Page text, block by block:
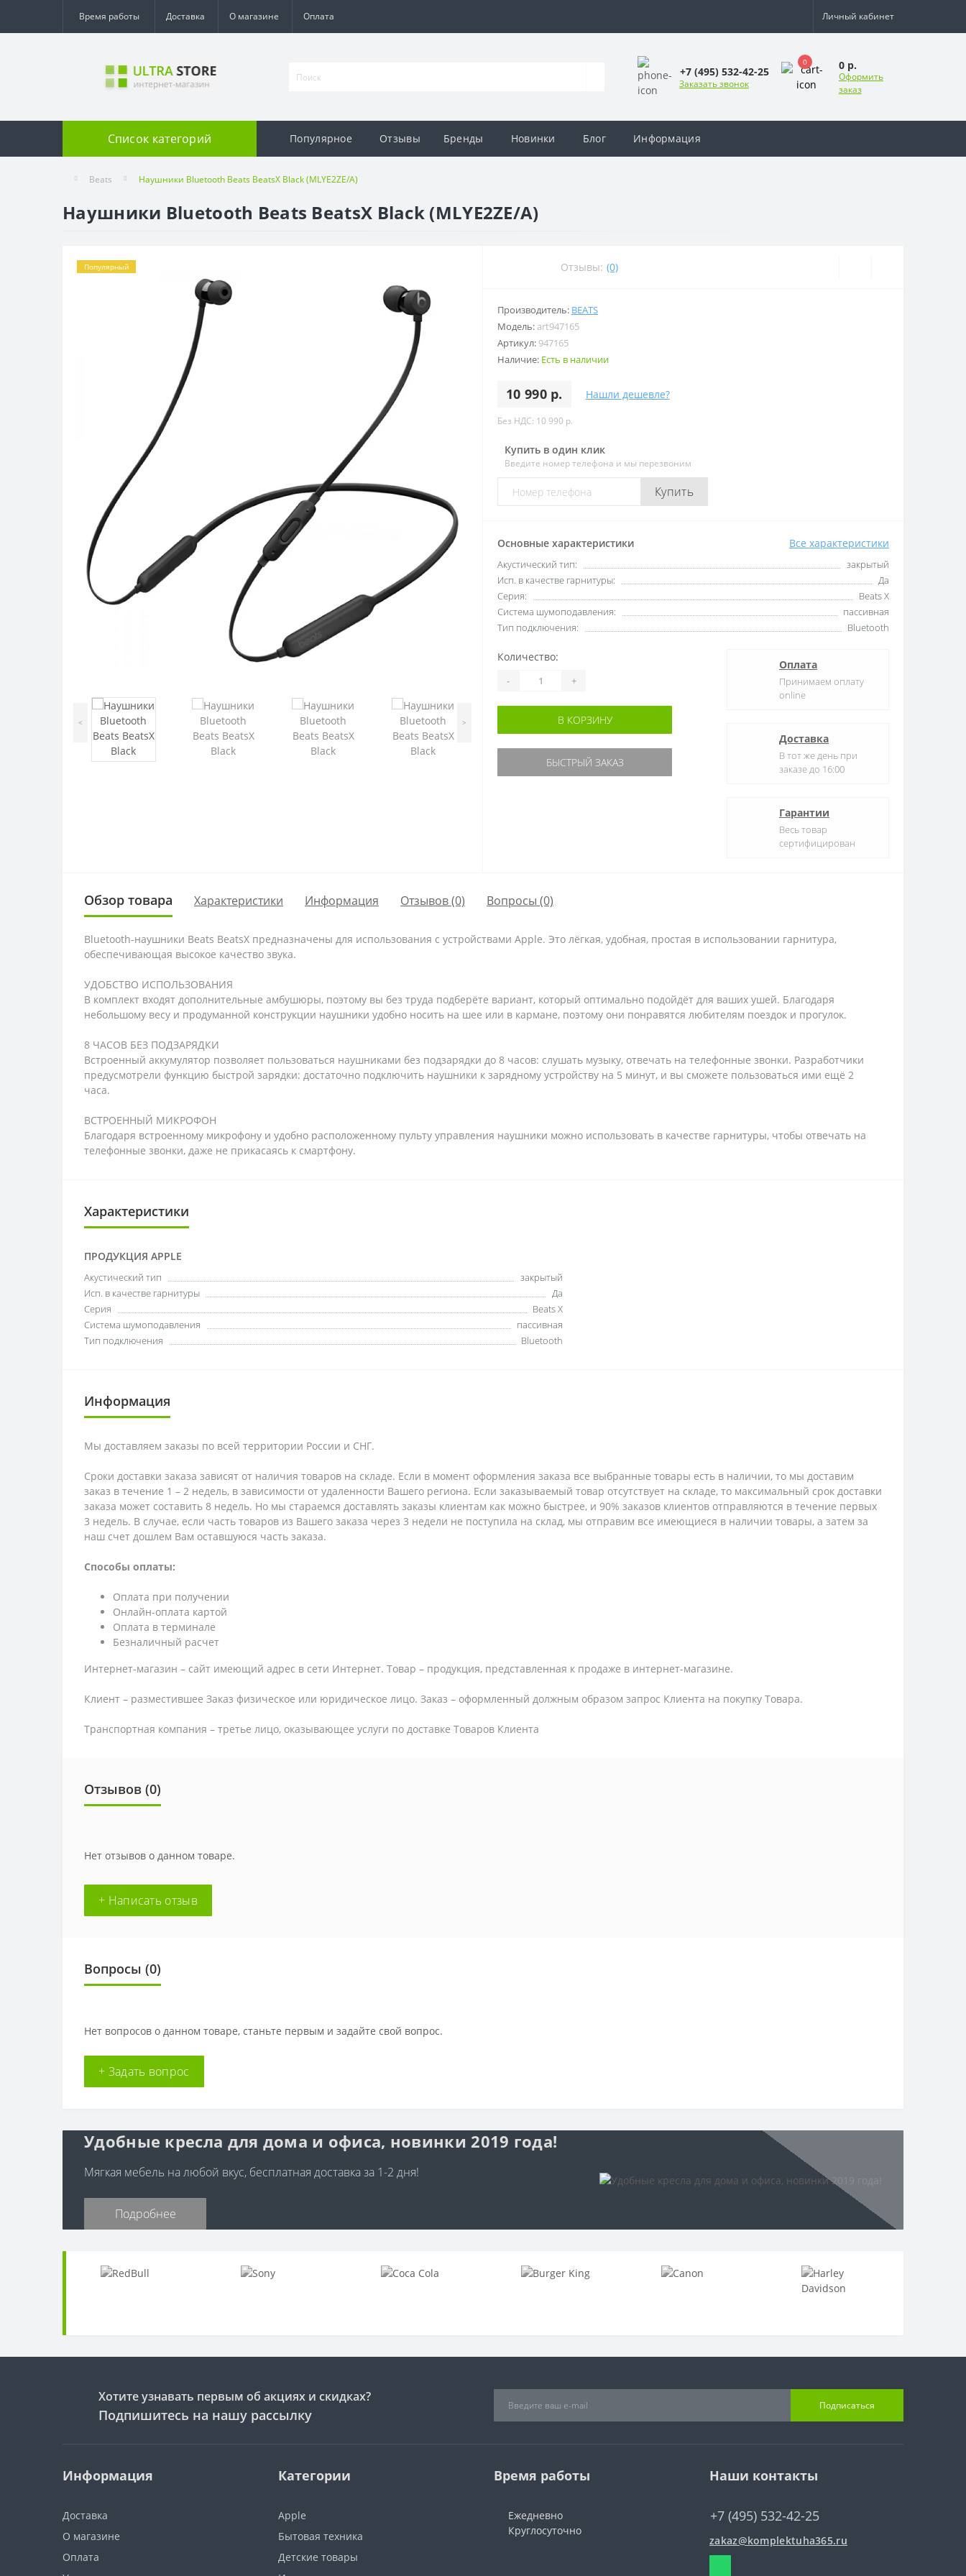
Время работы Доставка О магазине Оплата Личный кабинет
+7 (495) 532-42-25
Заказать звонок
0 0 р.
Оформить
заказ
Список категорий Популярное Отзывы Бренды Новинки Блог Информация
Beats Наушники Bluetooth Beats BeatsX Black (MLYE2ZE/A)
Наушники Bluetooth Beats BeatsX Black (MLYE2ZE/A)
Популярный
< >
Отзывы: (0)
Производитель: BEATS
Модель: art947165
Артикул: 947165
Наличие: Есть в наличии
10 990 р. Нашли дешевле?
Без НДС: 10 990 р.
Купить в один клик
Введите номер телефона и мы перезвоним
Купить
Основные характеристики Все характеристики
Акустический тип:
закрытый
Исп. в качестве гарнитуры:
Да
Серия:
Beats X
Система шумоподавления:
пассивная
Тип подключения:
Bluetooth
Количество:
- +
В КОРЗИНУ
БЫСТРЫЙ ЗАКАЗ
Оплата
Принимаем оплату
online
Доставка
В тот же день при
заказе до 16:00
Гарантии
Весь товар
сертифицирован
Обзор товара Характеристики Информация Отзывов (0) Вопросы (0)
Bluetooth-наушники Beats BeatsX предназначены для использования с устройствами Apple. Это лёгкая, удобная, простая в использовании гарнитура,
обеспечивающая высокое качество звука.
УДОБСТВО ИСПОЛЬЗОВАНИЯ
В комплект входят дополнительные амбушюры, поэтому вы без труда подберёте вариант, который оптимально подойдёт для ваших ушей. Благодаря
небольшому весу и продуманной конструкции наушники удобно носить на шее или в кармане, поэтому они понравятся любителям поездок и прогулок.
8 ЧАСОВ БЕЗ ПОДЗАРЯДКИ
Встроенный аккумулятор позволяет пользоваться наушниками без подзарядки до 8 часов: слушать музыку, отвечать на телефонные звонки. Разработчики
предусмотрели функцию быстрой зарядки: достаточно подключить наушники к зарядному устройству на 5 минут, и вы сможете пользоваться ими ещё 2
часа.
ВСТРОЕННЫЙ МИКРОФОН
Благодаря встроенному микрофону и удобно расположенному пульту управления наушники можно использовать в качестве гарнитуры, чтобы отвечать на
телефонные звонки, даже не прикасаясь к смартфону.
Характеристики
ПРОДУКЦИЯ APPLE
Акустический тип
закрытый
Исп. в качестве гарнитуры
Да
Серия
Beats X
Система шумоподавления
пассивная
Тип подключения
Bluetooth
Информация
Мы доставляем заказы по всей территории России и СНГ.
Сроки доставки заказа зависят от наличия товаров на складе. Если в момент оформления заказа все выбранные товары есть в наличии, то мы доставим
заказ в течение 1 – 2 недель, в зависимости от удаленности Вашего региона. Если заказываемый товар отсутствует на складе, то максимальный срок доставки
заказа может составить 8 недель. Но мы стараемся доставлять заказы клиентам как можно быстрее, и 90% заказов клиентов отправляются в течение первых
3 недель. В случае, если часть товаров из Вашего заказа через 3 недели не поступила на склад, мы отправим все имеющиеся в наличии товары, а затем за
наш счет дошлем Вам оставшуюся часть заказа.
Способы оплаты:
Оплата при получении
Онлайн-оплата картой
Оплата в терминале
Безналичный расчет
Интернет-магазин – сайт имеющий адрес в сети Интернет. Товар – продукция, представленная к продаже в интернет-магазине.
Клиент – разместившее Заказ физическое или юридическое лицо. Заказ – оформленный должным образом запрос Клиента на покупку Товара.
Транспортная компания – третье лицо, оказывающее услуги по доставке Товаров Клиента
Отзывов (0)
Нет отзывов о данном товаре.
+ Написать отзыв
Вопросы (0)
Нет вопросов о данном товаре, станьте первым и задайте свой вопрос.
+ Задать вопрос
Удобные кресла для дома и офиса, новинки 2019 года!
Мягкая мебель на любой вкус, бесплатная доставка за 1-2 дня!
Подробнее
Хотите узнавать первым об акциях и скидках?
Подпишитесь на нашу рассылку
Подписаться
Информация
Доставка
О магазине
Оплата
Категории
Apple
Бытовая техника
Детские товары
Время работы
Ежедневно
Круглосуточно
Наши контакты
+7 (495) 532-42-25
zakaz@komplektuha365.ru